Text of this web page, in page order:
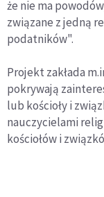
że nie ma
związane z jedną
podatników".
Projekt zakłada
pokrywają
lub kościoły i
nauczycielami
kościołów i